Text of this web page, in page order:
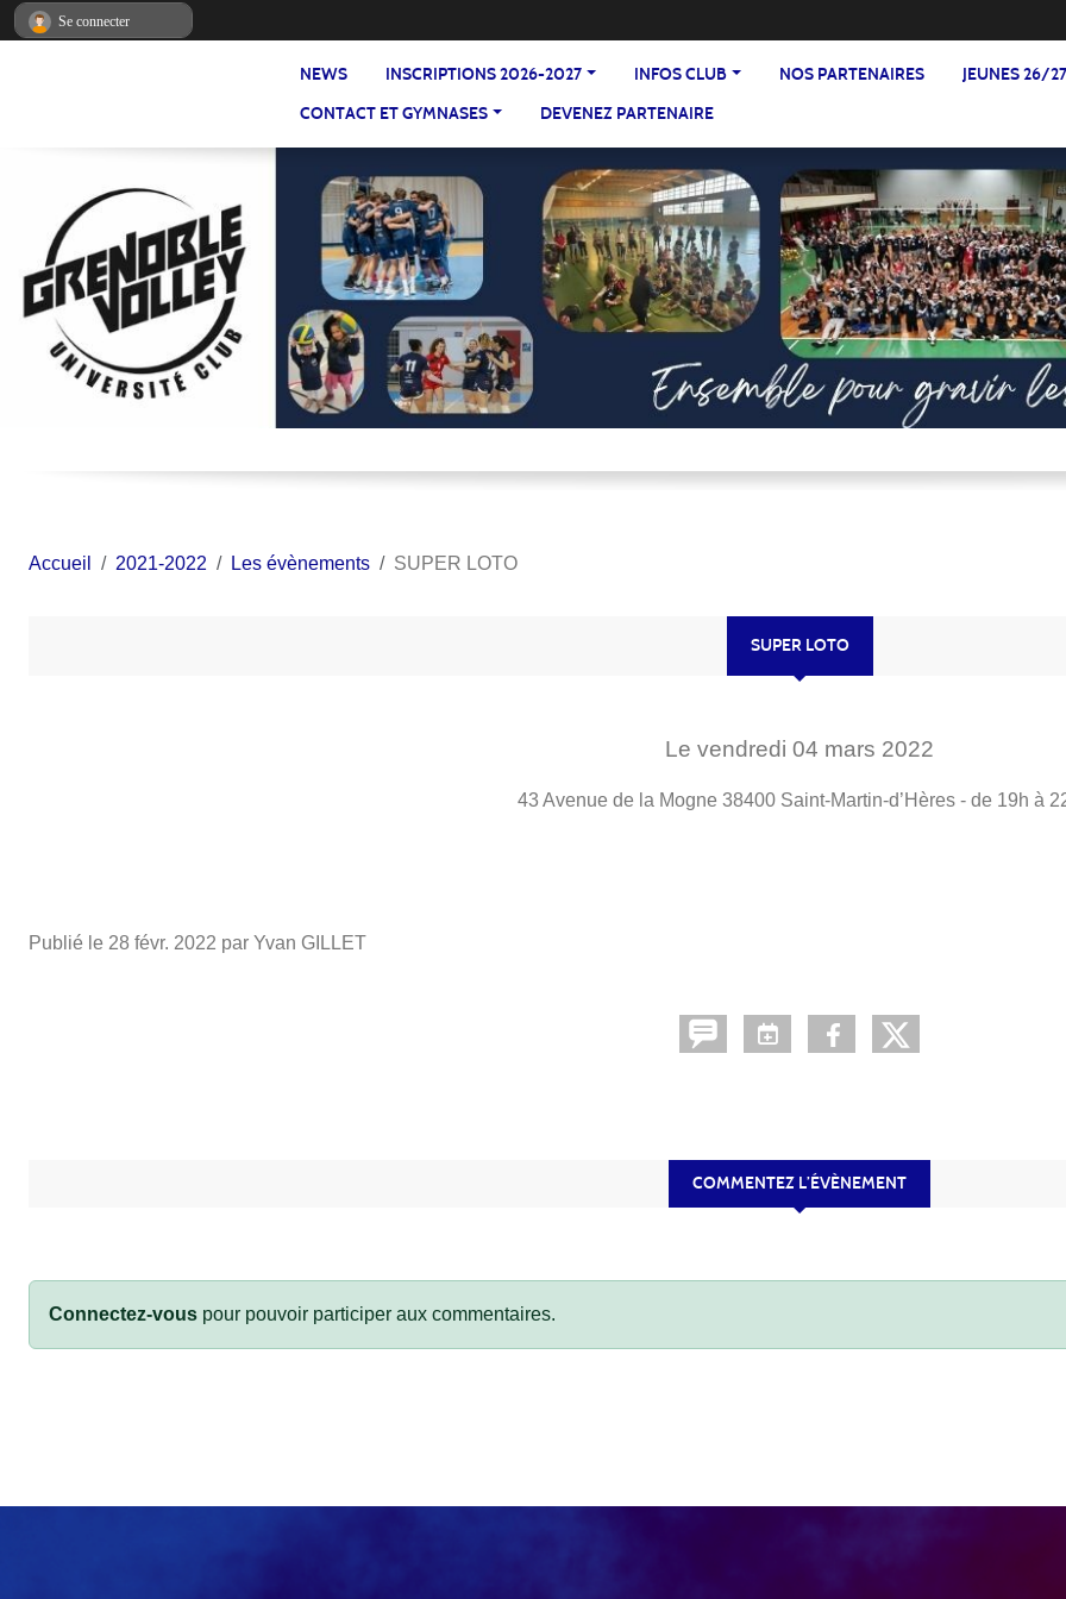
NEWS INSCRIPTIONS 2026-2027 INFOS CLUB NOS PARTENAIRES
JEUNES 26/27
CONTACT ET GYMNASES
DEVENEZ PARTENAIRE
Accueil 2021-2022 Les évènements SUPER LOTO
SUPER LOTO
Le vendredi 04 mars 2022
43 Avenue de la Mogne 38400 Saint-Martin-d’Hères - de 19h à
Publié le 28 févr. 2022 par Yvan GILLET
COMMENTEZ L’ÉVÈNEMENT
Connectez-vous pour pouvoir participer aux commentaires.
Se connecter
Panneau de gestion des cookies